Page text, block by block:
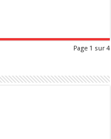
Page 1 sur 4